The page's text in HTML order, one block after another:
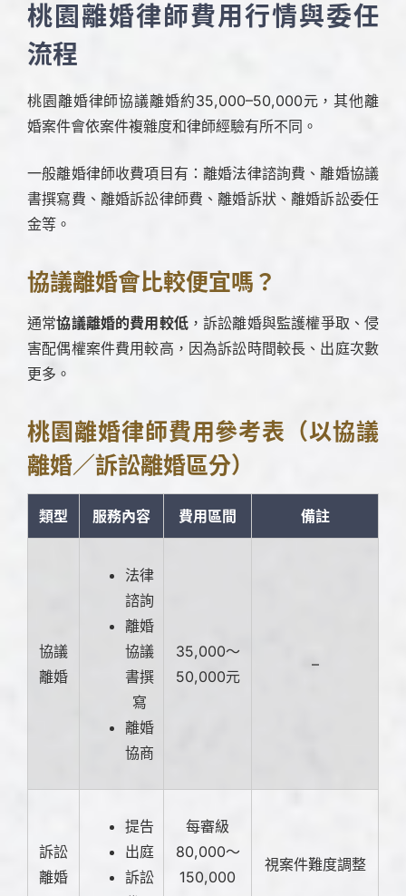
桃園離婚律師費用行情與委任
流程
桃園離婚律師協議離婚約35,000–50,000元，其他離
婚案件會依案件複雜度和律師經驗有所不同。
一般離婚律師收費項目有：離婚法律諮詢費、離婚協議
書撰寫費、離婚訴訟律師費、離婚訴狀、離婚訴訟委任
金等。
協議離婚會比較便宜嗎？
通常協議離婚的費用較低，訴訟離婚與監護權爭取、侵
害配偶權案件費用較高，因為訴訟時間較長、出庭次數
更多。
桃園離婚律師費用參考表（以協議
離婚／訴訟離婚區分）
類型 服務內容 費用區間 備註
協議
離婚
法律
諮詢
離婚
協議
書撰
寫
離婚
協商
35,000～
50,000元
–
訴訟
離婚
提告
出庭
訴訟
每審級
80,000～
150,000
視案件難度調整